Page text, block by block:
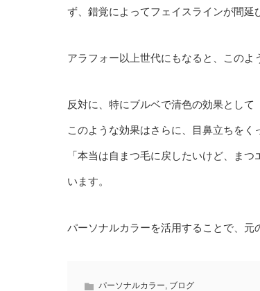
ず、錯覚によってフェイスラインが間延
アラフォー以上世代にもなると、この
反対に、特にブルベで清色の効果として
このような効果はさらに、目鼻立ちをく
「本当は自まつ毛に戻したいけど、ま
います。
パーソナルカラーを活用することで、
パーソナルカラー, ブログ